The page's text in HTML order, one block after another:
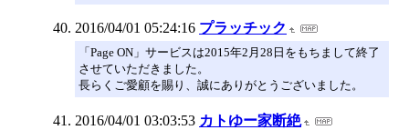
2016/04/01 05:24:16 プラッチック
「Page ON」サービスは2015年2月28日をもちまして終了
させていただきました。
長らくご愛顧を賜り、誠にありがとうございました。
2016/04/01 03:03:53 カトゆー家断絶